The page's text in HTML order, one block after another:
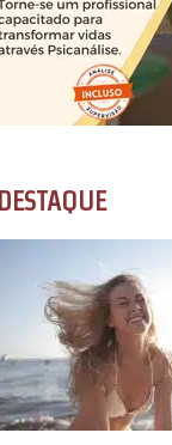
DESTAQUE